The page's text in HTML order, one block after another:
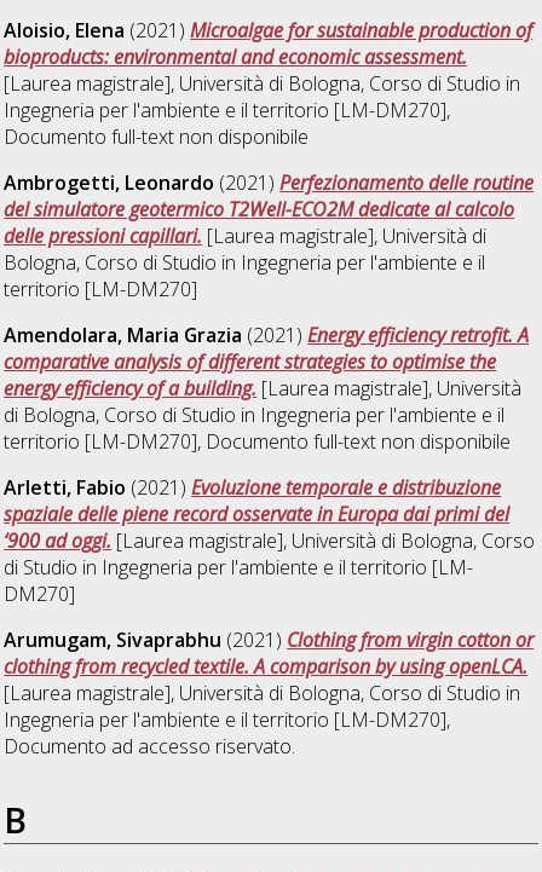
Aloisio, Elena (2021)Microalgae for sustainable production of
bioproducts: environmental and economic assessment.
[Laurea magistrale], Università di Bologna, Corso di Studio in
Ingegneria per l'ambiente e il territorio [LM-DM270],
Documento full-text non disponibile
Ambrogetti, Leonardo (2021)Perfezionamento delle routine
del simulatore geotermico T2Well-ECO2M dedicate al calcolo
delle pressioni capillari. [Laurea magistrale], Università di
Bologna, Corso di Studio in Ingegneria per l'ambiente e il
territorio [LM-DM270]
Amendolara, Maria Grazia (2021)Energy efficiency retrofit. A
comparative analysis of different strategies to optimise the
energy efficiency of a building. [Laurea magistrale], Università
di Bologna, Corso di Studio in Ingegneria per l'ambiente e il
territorio [LM-DM270], Documento full-text non disponibile
Arletti, Fabio (2021)Evoluzione temporale e distribuzione
spaziale delle piene record osservate in Europa dai primi del
‘900 ad oggi. [Laurea magistrale], Università di Bologna, Corso
di Studio in Ingegneria per l'ambiente e il territorio [LM-
DM270]
Arumugam, Sivaprabhu (2021) Clothing from virgin cotton or
clothing from recycled textile. A comparison by using openLCA.
[Laurea magistrale], Università di Bologna, Corso di Studio in
Ingegneria per l'ambiente e il territorio [LM-DM270],
Documento ad accesso riservato.
B